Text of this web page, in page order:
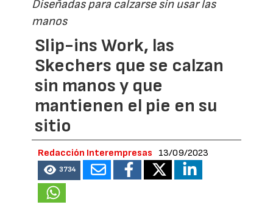
Diseñadas para calzarse sin usar las
manos
Slip-ins Work, las
Skechers que se calzan
sin manos y que
mantienen el pie en su
sitio
Redacción Interempresas 13/09/2023
3734